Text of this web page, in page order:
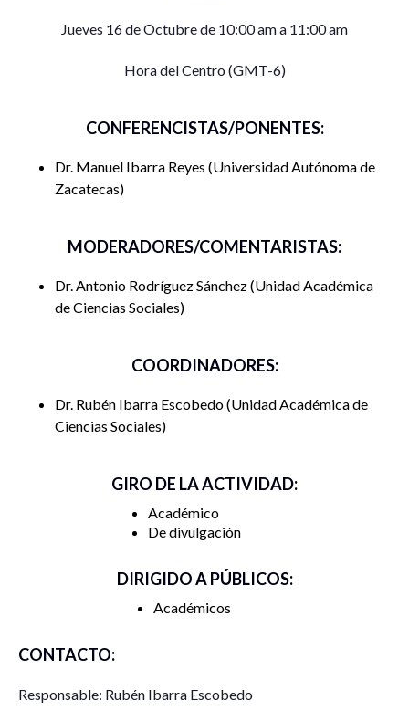
Jueves 16 de Octubre de 10:00 am a 11:00 am
Hora del Centro (GMT-6)
CONFERENCISTAS/PONENTES:
Dr. Manuel Ibarra Reyes Universidad Autónoma de
Zacatecas
MODERADORES/COMENTARISTAS:
Dr. Antonio Rodríguez Sánchez Unidad Académica
de Ciencias Sociales
COORDINADORES:
Dr. Rubén Ibarra Escobedo Unidad Académica de
Ciencias Sociales
GIRO DE LA ACTIVIDAD:
Académico
De divulgación
DIRIGIDO A PÚBLICOS:
Académicos
CONTACTO:
Responsable: Rubén Ibarra Escobedo